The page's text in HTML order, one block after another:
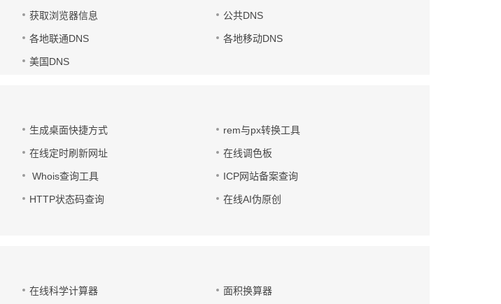
获取浏览器信息 公共DNS
各地联通DNS 各地移动DNS
美国DNS
生成桌面快捷方式 rem与px转换工具
在线定时刷新网址 在线调色板
Whois查询工具 ICP网站备案查询
HTTP状态码查询 在线AI伪原创
在线科学计算器 面积换算器